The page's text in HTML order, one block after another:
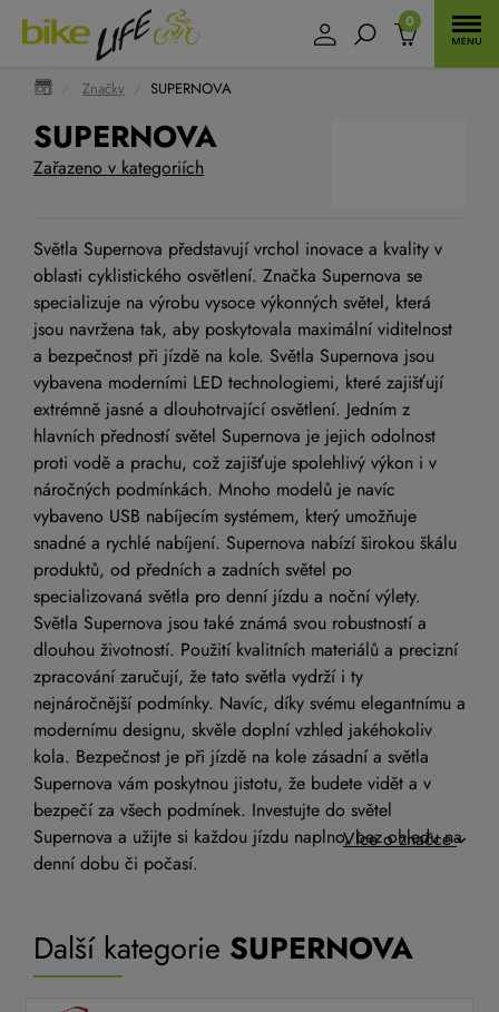
0
Značky SUPERNOVA
SUPERNOVA
Zařazeno v kategoriích
Světla Supernova představují vrchol inovace a kvality v
oblasti cyklistického osvětlení. Značka Supernova se
specializuje na výrobu vysoce výkonných světel, která
jsou navržena tak, aby poskytovala maximální viditelnost
a bezpečnost při jízdě na kole. Světla Supernova jsou
vybavena moderními LED technologiemi, které zajišťují
extrémně jasné a dlouhotrvající osvětlení. Jedním z
hlavních předností světel Supernova je jejich odolnost
proti vodě a prachu, což zajišťuje spolehlivý výkon i v
náročných podmínkách. Mnoho modelů je navíc
vybaveno USB nabíjecím systémem, který umožňuje
snadné a rychlé nabíjení. Supernova nabízí širokou škálu
produktů, od předních a zadních světel po
specializovaná světla pro denní jízdu a noční výlety.
Světla Supernova jsou také známá svou robustností a
dlouhou životností. Použití kvalitních materiálů a precizní
zpracování zaručují, že tato světla vydrží i ty
nejnáročnější podmínky. Navíc, díky svému elegantnímu a
modernímu designu, skvěle doplní vzhled jakéhokoliv
kola. Bezpečnost je při jízdě na kole zásadní a světla
Supernova vám poskytnou jistotu, že budete vidět a v
bezpečí za všech podmínek. Investujte do světel
Supernova a užijte si každou jízdu naplno, bez ohledu na
denní dobu či počasí.
Více o značce
Další kategorie SUPERNOVA